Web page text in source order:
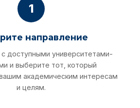
1
направление
доступными университетами-
и выберите тот, который
академическим интересам
и целям.